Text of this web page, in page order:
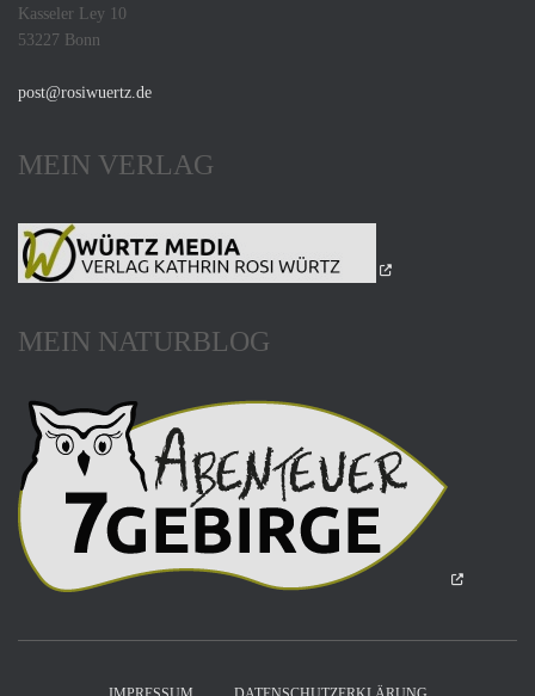
Kasseler Ley 10
53227 Bonn
post@rosiwuertz.de
MEIN VERLAG
MEIN NATURBLOG